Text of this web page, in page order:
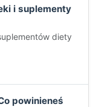
i suplementy
diety
powinieneś